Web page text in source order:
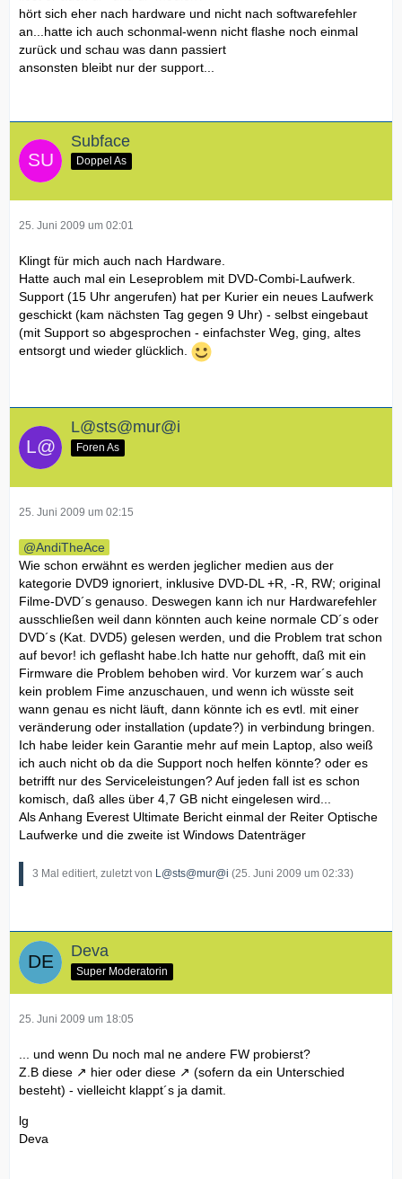
hört sich eher nach hardware und nicht nach softwarefehler
an...hatte ich auch schonmal-wenn nicht flashe noch einmal
zurück und schau was dann passiert
ansonsten bleibt nur der support...
Subface
Doppel As
25. Juni 2009 um 02:01
Klingt für mich auch nach Hardware.
Hatte auch mal ein Leseproblem mit DVD-Combi-Laufwerk.
Support (15 Uhr angerufen) hat per Kurier ein neues Laufwerk
geschickt (kam nächsten Tag gegen 9 Uhr) - selbst eingebaut
(mit Support so abgesprochen - einfachster Weg, ging, altes
entsorgt und wieder glücklich.
L@sts@mur@i
Foren As
25. Juni 2009 um 02:15
AndiTheAce
Wie schon erwähnt es werden jeglicher medien aus der
kategorie DVD9 ignoriert, inklusive DVD-DL +R, -R, RW; original
Filme-DVD´s genauso. Deswegen kann ich nur Hardwarefehler
ausschließen weil dann könnten auch keine normale CD´s oder
DVD´s (Kat. DVD5) gelesen werden, und die Problem trat schon
auf bevor! ich geflasht habe.Ich hatte nur gehofft, daß mit ein
Firmware die Problem behoben wird. Vor kurzem war´s auch
kein problem Fime anzuschauen, und wenn ich wüsste seit
wann genau es nicht läuft, dann könnte ich es evtl. mit einer
veränderung oder installation (update?) in verbindung bringen.
Ich habe leider kein Garantie mehr auf mein Laptop, also weiß
ich auch nicht ob da die Support noch helfen könnte? oder es
betrifft nur des Serviceleistungen? Auf jeden fall ist es schon
komisch, daß alles über 4,7 GB nicht eingelesen wird...
Als Anhang Everest Ultimate Bericht einmal der Reiter Optische
Laufwerke und die zweite ist Windows Datenträger
3 Mal editiert, zuletzt von L@sts@mur@i (25. Juni 2009 um 02:33)
Deva
Super Moderatorin
25. Juni 2009 um 18:05
... und wenn Du noch mal ne andere FW probierst?
Z.B diese hier oder diese
(sofern da ein Unterschied
besteht) - vielleicht klappt´s ja damit.
lg
Deva